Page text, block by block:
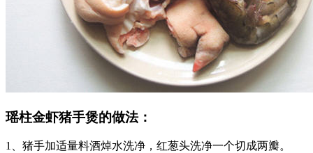
瑶柱金虾猪手煲的做法：
1、猪手加适量料酒焯水洗净，红葱头洗净一个切成两瓣。